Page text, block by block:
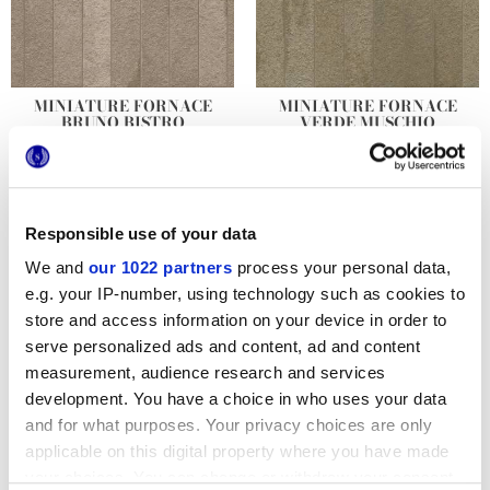
Responsible use of your data
We and our 1022 partners process your personal data,
e.g. your IP-number, using technology such as cookies to
store and access information on your device in order to
serve personalized ads and content, ad and content
measurement, audience research and services
development. You have a choice in who uses your data
and for what purposes. Your privacy choices are only
applicable on this digital property where you have made
MINIATURE FORNACE
BRUNO BISTRO
MINIATURE FORNACE
VERDE MUSCHIO
DECORACIONES Y MOSAICOS
Otras decoraciones